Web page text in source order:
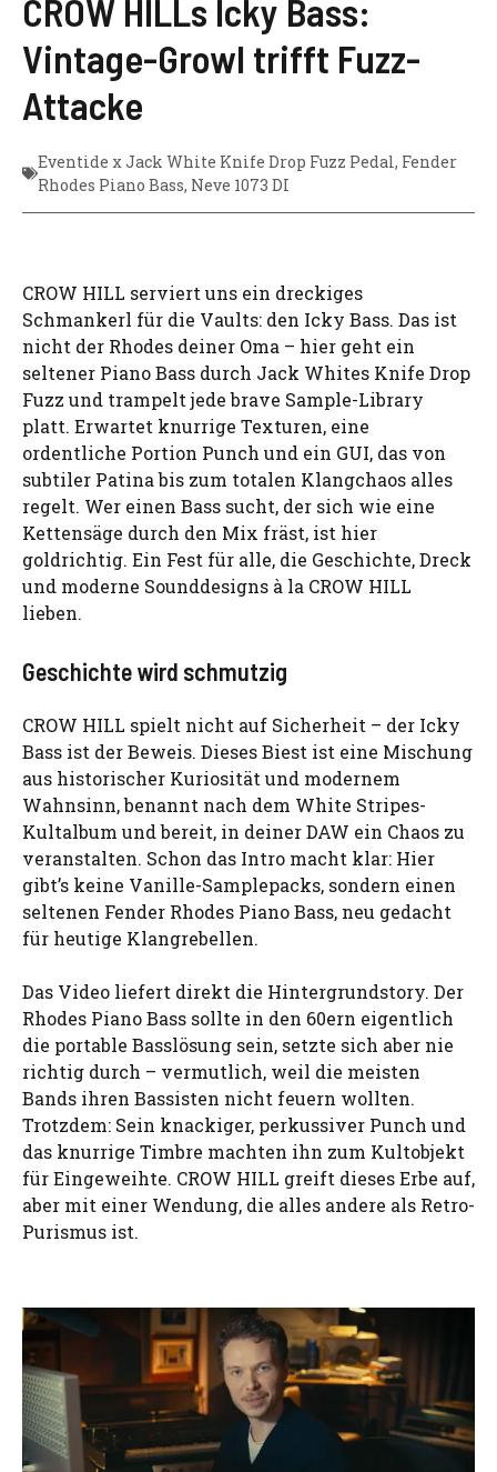
CROW HILLs Icky Bass:
Vintage-Growl trifft Fuzz-
Attacke
Eventide x Jack White Knife Drop Fuzz Pedal, Fender
Rhodes Piano Bass, Neve 1073 DI
CROW HILL serviert uns ein dreckiges
Schmankerl für die Vaults: den Icky Bass. Das ist
nicht der Rhodes deiner Oma – hier geht ein
seltener Piano Bass durch Jack Whites Knife Drop
Fuzz und trampelt jede brave Sample-Library
platt. Erwartet knurrige Texturen, eine
ordentliche Portion Punch und ein GUI, das von
subtiler Patina bis zum totalen Klangchaos alles
regelt. Wer einen Bass sucht, der sich wie eine
Kettensäge durch den Mix fräst, ist hier
goldrichtig. Ein Fest für alle, die Geschichte, Dreck
und moderne Sounddesigns à la CROW HILL
lieben.
Geschichte wird schmutzig
CROW HILL spielt nicht auf Sicherheit – der Icky
Bass ist der Beweis. Dieses Biest ist eine Mischung
aus historischer Kuriosität und modernem
Wahnsinn, benannt nach dem White Stripes-
Kultalbum und bereit, in deiner DAW ein Chaos zu
veranstalten. Schon das Intro macht klar: Hier
gibt’s keine Vanille-Samplepacks, sondern einen
seltenen Fender Rhodes Piano Bass, neu gedacht
für heutige Klangrebellen.
Das Video liefert direkt die Hintergrundstory. Der
Rhodes Piano Bass sollte in den 60ern eigentlich
die portable Basslösung sein, setzte sich aber nie
richtig durch – vermutlich, weil die meisten
Bands ihren Bassisten nicht feuern wollten.
Trotzdem: Sein knackiger, perkussiver Punch und
das knurrige Timbre machten ihn zum Kultobjekt
für Eingeweihte. CROW HILL greift dieses Erbe auf,
aber mit einer Wendung, die alles andere als Retro-
Purismus ist.